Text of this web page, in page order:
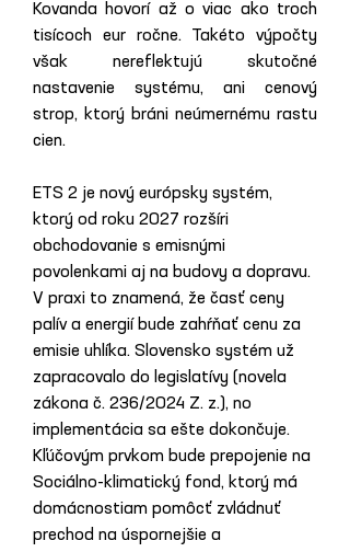
Kovanda hovorí až o viac ako troch
tisícoch eur ročne. Takéto výpočty
však nereflektujú skutočné
nastavenie systému, ani cenový
strop, ktorý bráni neúmernému rastu
cien.
ETS 2 je nový európsky systém,
ktorý od roku 2027 rozšíri
obchodovanie s emisnými
povolenkami aj na budovy a dopravu.
V praxi to znamená, že časť ceny
palív a energií bude zahŕňať cenu za
emisie uhlíka. Slovensko systém už
zapracovalo do legislatívy (novela
zákona č. 236/2024 Z. z.), no
implementácia sa ešte dokončuje.
Kľúčovým prvkom bude prepojenie na
Sociálno-klimatický fond, ktorý má
domácnostiam pomôcť zvládnuť
prechod na úspornejšie a